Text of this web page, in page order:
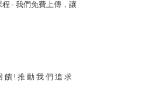
- 我們免費上傳，讓
饋 ! 推 動 我 們 追 求